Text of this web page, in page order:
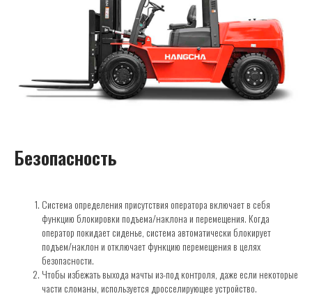
Безопасность
Система определения присутствия оператора включает в себя
функцию блокировки подъема/наклона и перемещения. Когда
оператор покидает сиденье, система автоматически блокирует
подъем/наклон и отключает функцию перемещения в целях
безопасности.
Чтобы избежать выхода мачты из-под контроля, даже если некоторые
части сломаны, используется дросселирующее устройство.